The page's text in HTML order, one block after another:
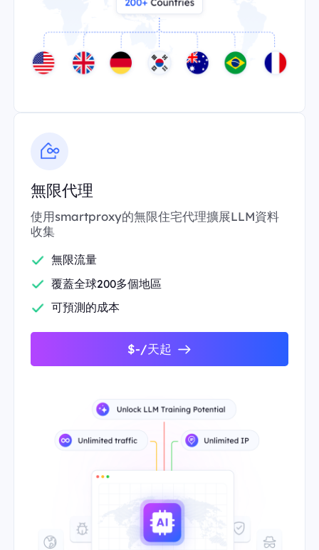
無限代理
使用smartproxy的無限住宅代理擴展LLM資料
收集
無限流量
覆蓋全球200多個地區
可預測的成本
$-/天起